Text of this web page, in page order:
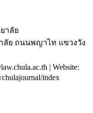
าลัย
ย ถนนพญาไท แขวงวัง
| Website:
index